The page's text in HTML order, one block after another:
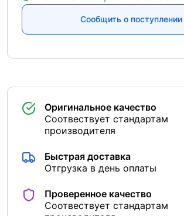
Сообщить о поступлении
Оригинальное качество
Соотвествует стандартам
производителя
Быстрая доставка
Отгрузка в день оплаты
Проверенное качество
Соотвествует стандартам